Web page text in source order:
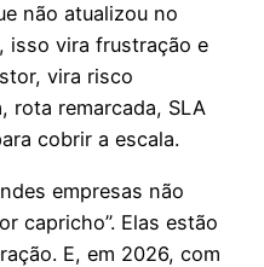
não atualizou no
isso vira frustração e
vira risco
rota remarcada, SLA
cobrir a escala.
empresas não
capricho”. Elas estão
E, em 2026, com